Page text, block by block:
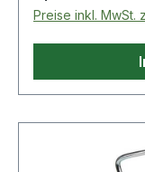
Preise inkl. MwSt.